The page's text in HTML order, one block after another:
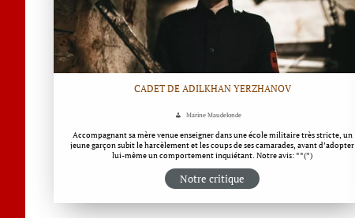
CADET DE ADILKHAN YERZHANOV
Marine Maudelonde
Accompagnant sa mère venue enseigner dans une école militaire très stricte, un
jeune garçon subit le harcèlement et les coups de ses camarades, avant d’adopter
lui-même un comportement inquiétant. Notre avis: **(*)
Notre critique